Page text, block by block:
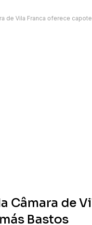
de Vila Franca oferece
Câmara de
Bastos